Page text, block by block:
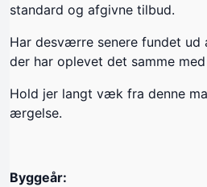
standard og afgivne tilbud.
Har desværre senere fundet ud
der har oplevet det samme
Hold jer langt væk fra denne
ærgelse.
Byggeår: